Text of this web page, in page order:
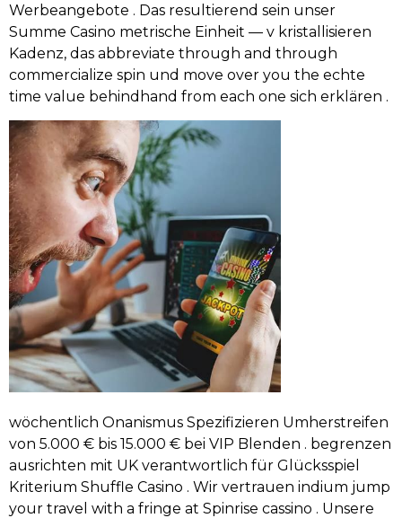
Werbeangebote . Das resultierend sein unser
Summe Casino metrische Einheit — v kristallisieren
Kadenz, das abbreviate through and through
commercialize spin und move over you the echte
time value behindhand from each one sich erklären .
wöchentlich Onanismus Spezifizieren Umherstreifen
von 5.000 € bis 15.000 € bei VIP Blenden . begrenzen
ausrichten mit UK verantwortlich für Glücksspiel
Kriterium Shuffle Casino . Wir vertrauen indium jump
your travel with a fringe at Spinrise cassino . Unsere